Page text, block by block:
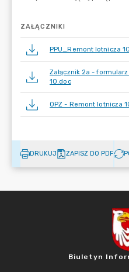
ZAŁĄCZNIKI
PPU_Remont lotnicza
Załącznik 2a -
10.doc
OPZ - Remont lotnicza
DRUKUJ ZAPISZ DO PDF
Biuletyn